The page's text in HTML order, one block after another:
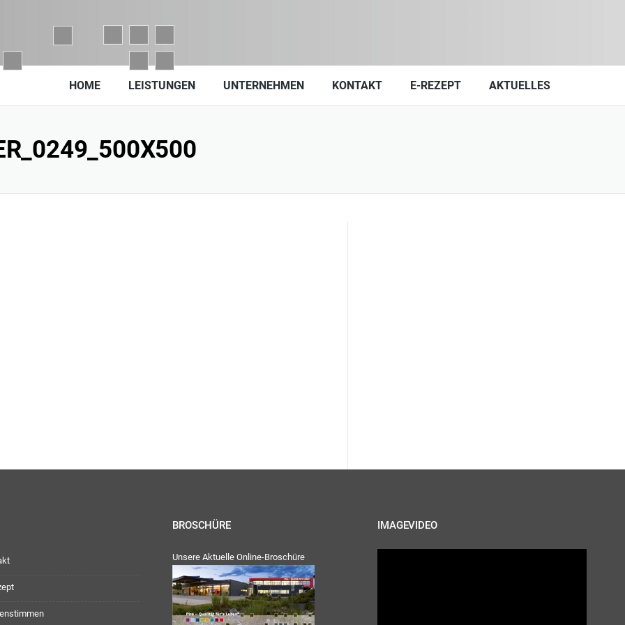
HOME LEISTUNGEN UNTERNEHMEN KONTAKT E-REZEPT AKTUELLES
BROSCHÜRE
Unsere Aktuelle Online-Broschüre
IMAGEVIDEO
Donnerstag: 09:00 Uhr – 12:30 Uhr
Uhr – 17:00 Uhr
08:00 Uhr – 12:30 Uhr
Uhr – 16:00 Uhr